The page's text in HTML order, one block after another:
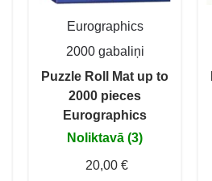
Eurographics
2000 gabaliņi
Puzzle Roll Mat up to
2000 pieces
Eurographics
Noliktavā (3)
20,00 €